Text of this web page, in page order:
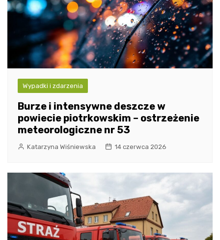
Wypadki i zdarzenia
Burze i intensywne deszcze w
powiecie piotrkowskim – ostrzeżenie
meteorologiczne nr 53
Katarzyna Wiśniewska 14 czerwca 2026